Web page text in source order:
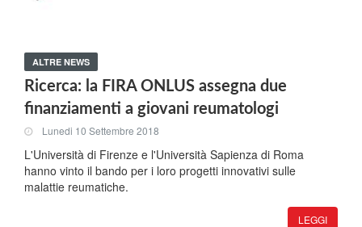
ALTRE NEWS
Ricerca: la FIRA ONLUS assegna due
finanziamenti a giovani reumatologi
Lunedi 10 Settembre 2018
L'Università di Firenze e l'Università Sapienza di Roma
hanno vinto il bando per i loro progetti innovativi sulle
malattie reumatiche.
LEGGI